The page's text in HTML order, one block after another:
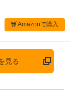
Amazonで購入
見る